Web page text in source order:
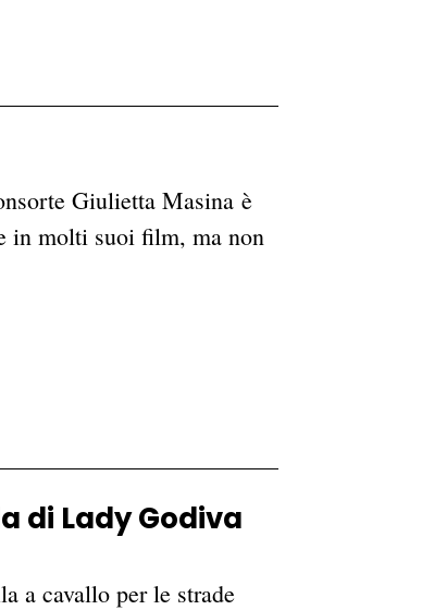
Giulietta Masina è
in molti suoi film, ma non
di Lady Godiva
a cavallo per le strade